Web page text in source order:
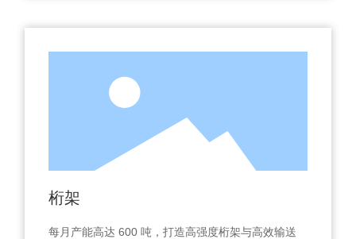
桁架
每月产能高达 600 吨，打造高强度桁架与高效输送